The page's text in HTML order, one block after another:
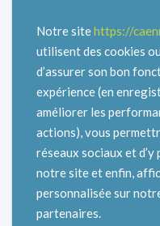
Ce projet est une
l’accompagnement de
avec des bénéficiaires
Educateurs de
d’Entraide Mutuelle de
adultes de l ‘accueil de
Notre sitehttps://
utilisent des cookies
d’assurer son bon
expérience (en
améliorer les
actions), vous
réseaux sociaux et
notre site et enfin,
personnalisée sur
partenaires.